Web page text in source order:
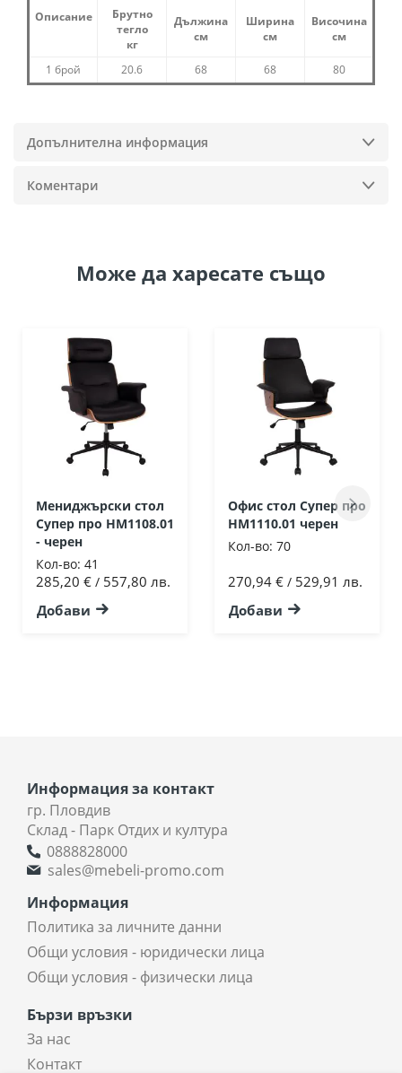
Описание
Брутно
тегло
кг
Дължина
см
Ширина
см
Височина
см
1 брой 20.6 68 68 80
Допълнителна информация
Коментари
Може да харесате също
Мениджърски стол
Супер про HM1108.01
- черен
Кол-во: 41
285,20 € / 557,80 лв.
Добави
Офис стол Супер про
HM1110.01 черен
Кол-во: 70
270,94 € / 529,91 лв.
Добави
Информация за контакт
гр. Пловдив
Склад - Парк Отдих и култура
0888828000
sales@mebeli-promo.com
Информация
Политика за личните данни
Общи условия - юридически лица
Общи условия - физически лица
Бързи връзки
За нас
Контакт